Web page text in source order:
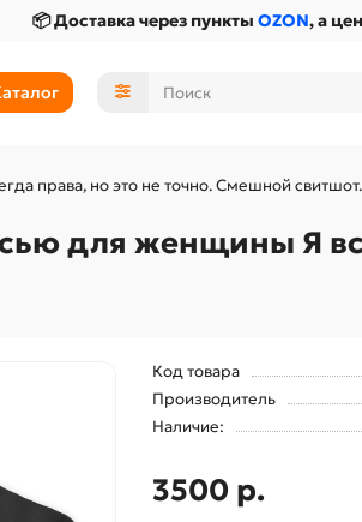
📦 Доставка через пункты OZON, а
права, но это не точно. Смешной свитшот.
для женщины Я
Код товара
Производитель
Наличие:
3500 р.